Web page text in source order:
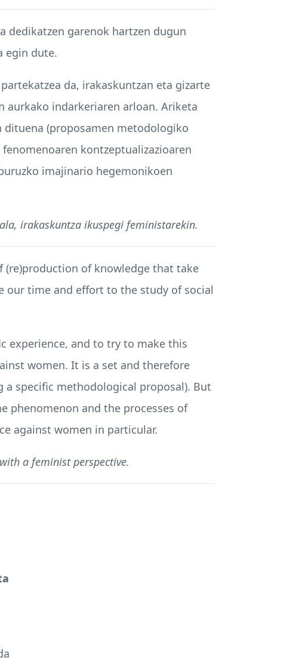
dedikatzen garenok hartzen dugun
egin dute.
da, irakaskuntzan eta gizarte
aurkako indarkeriaren arloan. Ariketa
(proposamen metodologiko
kontzeptualizazioaren
imajinario hegemonikoen
irakaskuntza ikuspegi feministarekin.
of knowledge that take
our time and effort to the study of social
experience, and to try to make this
women. It is a set and therefore
a specific methodological proposal). But
phenomenon and the processes of
against women in particular.
a feminist perspective.